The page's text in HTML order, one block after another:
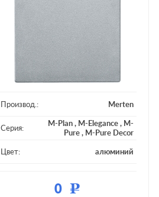
Производ.: Merten
Серия: M-Plan, M-Elegance, M-
Pure, M-Pure Decor
Цвет:
алюминий
0Р